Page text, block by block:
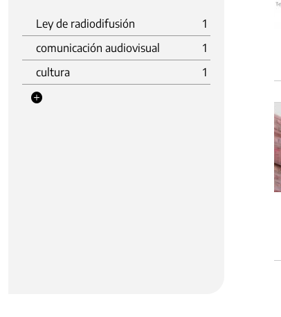
Ley de radiodifusión
1
comunicación audiovisual
1
cultura
1